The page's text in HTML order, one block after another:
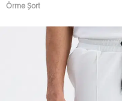
Örme Şort